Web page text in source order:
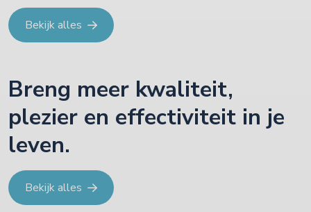
Bekijk alles
Breng meer kwaliteit,
plezier en effectiviteit in je
leven.
Bekijk alles